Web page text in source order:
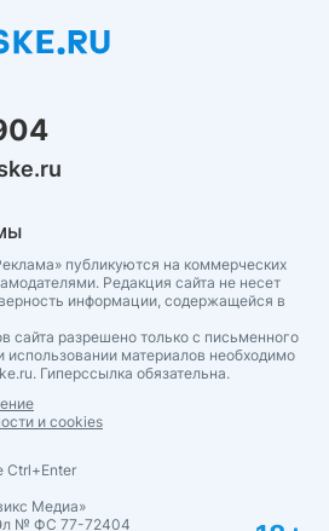
публикуются на коммерческих
Редакция сайта не несет
информации, содержащейся в
сайта разрешено только с письменного
материалов необходимо
Гиперссылка обязательна.
и cookies
Ctrl+Enter
Медиа»
№ ФС 77-72404